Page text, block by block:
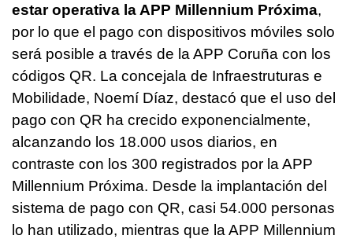
estar operativa la APP Millennium Próxima,
por lo que el pago con dispositivos móviles solo
será posible a través de la APP Coruña con los
códigos QR. La concejala de Infraestruturas e
Mobilidade, Noemí Díaz, destacó que el uso del
pago con QR ha crecido exponencialmente,
alcanzando los 18.000 usos diarios, en
contraste con los 300 registrados por la APP
Millennium Próxima. Desde la implantación del
sistema de pago con QR, casi 54.000 personas
lo han utilizado, mientras que la APP Millennium